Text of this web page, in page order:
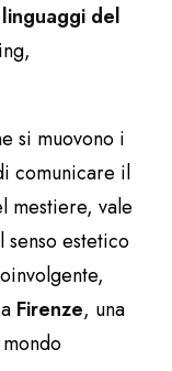
linguaggi del
si muovono i
comunicare il
mestiere, vale
senso estetico
Firenze, una